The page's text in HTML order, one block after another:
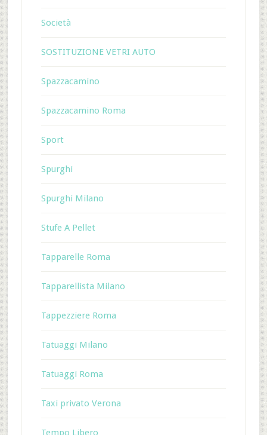
Società
SOSTITUZIONE VETRI AUTO
Spazzacamino
Spazzacamino Roma
Sport
Spurghi
Spurghi Milano
Stufe A Pellet
Tapparelle Roma
Tapparellista Milano
Tappezziere Roma
Tatuaggi Milano
Tatuaggi Roma
Taxi privato Verona
Tempo Libero